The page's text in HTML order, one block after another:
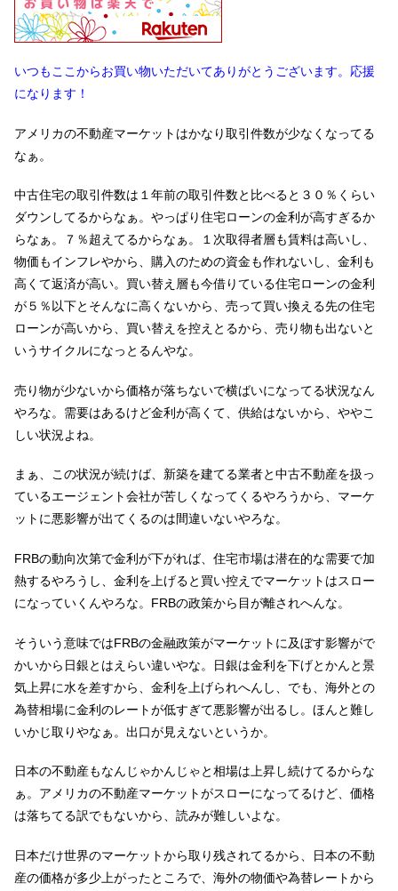
いつもここからお買い物いただいてありがとうございます。応援
になります！
アメリカの不動産マーケットはかなり取引件数が少なくなってる
なぁ。
中古住宅の取引件数は１年前の取引件数と比べると３０％くらい
ダウンしてるからなぁ。やっぱり住宅ローンの金利が高すぎるか
らなぁ。７％超えてるからなぁ。１次取得者層も賃料は高いし、
物価もインフレやから、購入のための資金も作れないし、金利も
高くて返済が高い。買い替え層も今借りている住宅ローンの金利
が５％以下とそんなに高くないから、売って買い換える先の住宅
ローンが高いから、買い替えを控えとるから、売り物も出ないと
いうサイクルになっとるんやな。
売り物が少ないから価格が落ちないで横ばいになってる状況なん
やろな。需要はあるけど金利が高くて、供給はないから、ややこ
しい状況よね。
まぁ、この状況が続けば、新築を建てる業者と中古不動産を扱っ
ているエージェント会社が苦しくなってくるやろうから、マーケ
ットに悪影響が出てくるのは間違いないやろな。
FRBの動向次第で金利が下がれば、住宅市場は潜在的な需要で加
熱するやろうし、金利を上げると買い控えでマーケットはスロー
になっていくんやろな。FRBの政策から目が離されへんな。
そういう意味ではFRBの金融政策がマーケットに及ぼす影響がで
かいから日銀とはえらい違いやな。日銀は金利を下げとかんと景
気上昇に水を差すから、金利を上げられへんし、でも、海外との
為替相場に金利のレートが低すぎて悪影響が出るし。ほんと難し
いかじ取りやなぁ。出口が見えないというか。
日本の不動産もなんじゃかんじゃと相場は上昇し続けてるからな
ぁ。アメリカの不動産マーケットがスローになってるけど、価格
は落ちてる訳でもないから、読みが難しいよな。
日本だけ世界のマーケットから取り残されてるから、日本の不動
産の価格が多少上がったところで、海外の物価や為替レートから